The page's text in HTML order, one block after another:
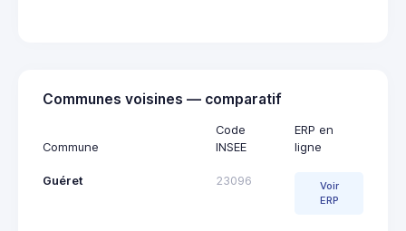
Communes voisines — comparatif
Commune
Code
INSEE
ERP en
ligne
Guéret 23096
Voir
ERP